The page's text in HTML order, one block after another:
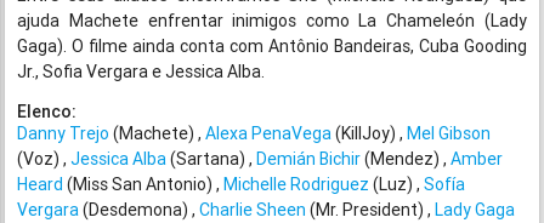
ajuda Machete enfrentar inimigos como La Chameleón (Lady
Gaga). O filme ainda conta com Antônio Bandeiras, Cuba Gooding
Jr., Sofia Vergara e Jessica Alba.
Elenco:
Danny Trejo (Machete) Alexa PenaVega(KillJoy) Mel Gibson
(Voz) Jessica Alba(Sartana) Demián Bichir(Mendez) Amber
Heard (Miss San Antonio) Michelle Rodriguez (Luz) Sofía
Vergara(Desdemona) Charlie Sheen (Mr. President) Lady Gaga